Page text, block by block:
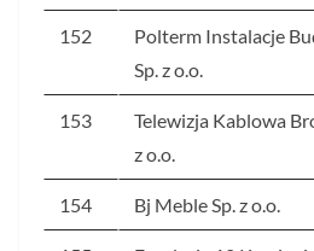
152
Polterm Instalacje
Sp. z o.o.
153
Telewizja Kablowa
z o.o.
154 Bj Meble Sp. z o.o.